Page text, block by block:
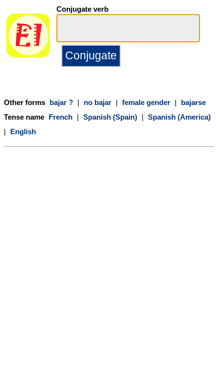
Conjugate verb
Other forms bajar ? | no bajar | female gender |
bajarse
Tense name French | Spanish (Spain) | Spanish (America)
|
English